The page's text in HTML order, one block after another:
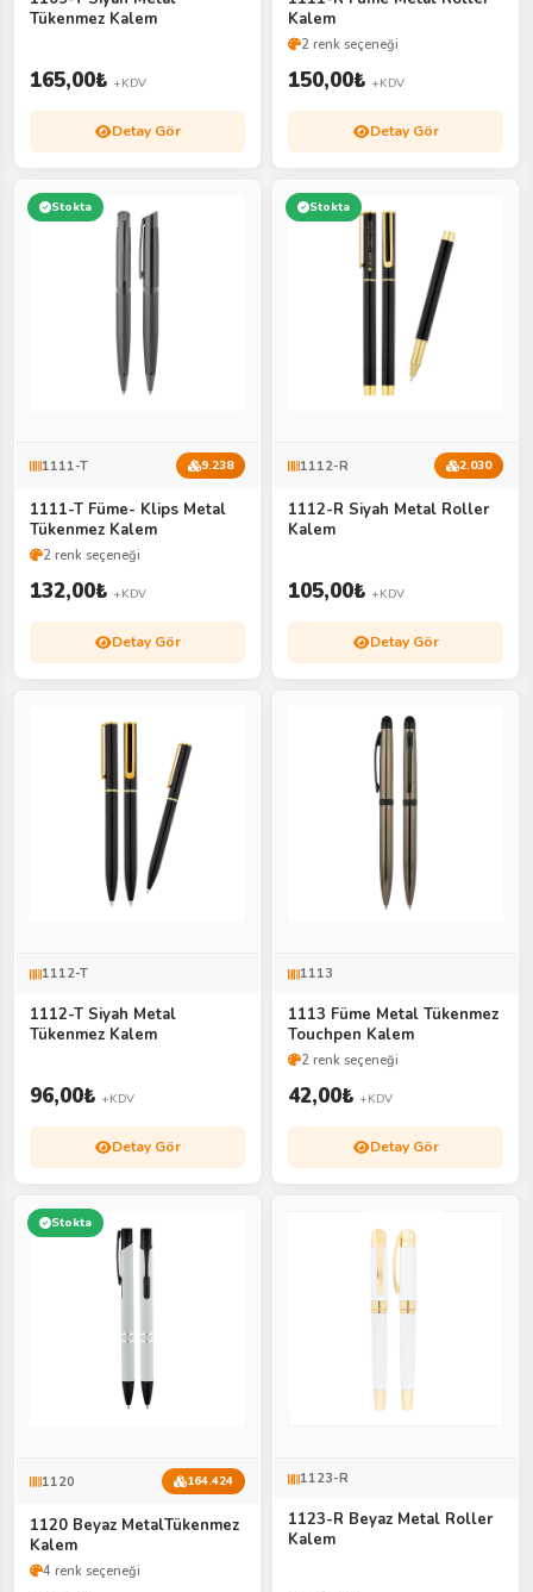
Tükenmez Kalem
165,00₺ +KDV
Detay Gör
Kalem
2 renk seçeneği
150,00₺ +KDV
Detay Gör
Stokta
1111-T 9.238
1111-T Füme- Klips Metal
Tükenmez Kalem
2 renk seçeneği
132,00₺ +KDV
Detay Gör
Stokta
1112-R 2.030
1112-R Siyah Metal Roller
Kalem
105,00₺ +KDV
Detay Gör
1112-T
1112-T Siyah Metal
Tükenmez Kalem
96,00₺ +KDV
Detay Gör
1113
1113 Füme Metal Tükenmez
Touchpen Kalem
2 renk seçeneği
42,00₺ +KDV
Detay Gör
Stokta
1120 164.424
1120 Beyaz MetalTükenmez
Kalem
4 renk seçeneği
1123-R
1123-R Beyaz Metal Roller
Kalem